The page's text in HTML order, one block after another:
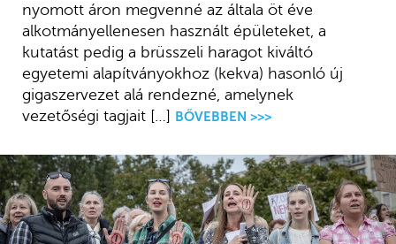
nyomott áron megvenné az általa öt éve
alkotmányellenesen használt épületeket, a
kutatást pedig a brüsszeli haragot kiváltó
egyetemi alapítványokhoz (kekva) hasonló új
gigaszervezet alá rendezné, amelynek
vezetőségi tagjait […]
BŐVEBBEN >>>